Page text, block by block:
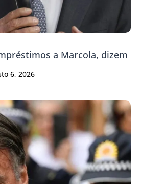
a Marcola, dizem
6, 2026